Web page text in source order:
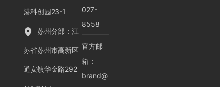
港科创园23-1
苏州分部：江
苏省苏州市高新区
通安镇华金路292
027-
8558
官方邮
箱：
brand@